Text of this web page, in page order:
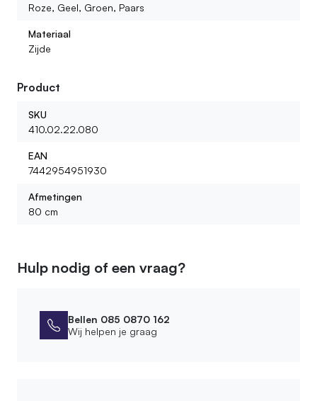
Roze, Geel, Groen, Paars
Materiaal
Zijde
Product
SKU
410.02.22.080
EAN
7442954951930
Afmetingen
80 cm
Hulp nodig of een vraag?
Bellen 085 0870 162
Wij helpen je graag